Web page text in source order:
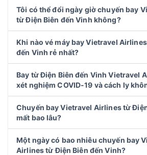
Tôi có thể đổi ngày giờ chuyến bay
từ Điện Biên đến Vinh không?
Khi nào vé máy bay Vietravel
đến Vinh rẻ nhất?
Bay từ Điện Biên đến Vinh Vietravel
xét nghiệm COVID-19 và cách ly
Chuyến bay Vietravel Airlines từ
mất bao lâu?
Một ngày có bao nhiêu chuyến bay
Airlines từ Điện Biên đến Vinh?